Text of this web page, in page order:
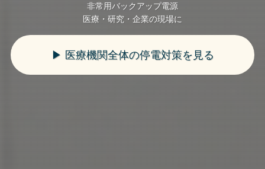
医療・研究・企業の現場に
▶ 医療機関全体の停電対策を見る
研究データを失わないための停電対策
止められない設備を守る 非常用バックアップ電源
▶ 医療機関全体の停電対策を見る
非常用バックアップ電源
医療・研究・企業の現場に
▶ 医療機関全体の停電対策を見る
▶ 医療機関全体の停電対策を見る
▶ 医療機関全体の停電対策を見る